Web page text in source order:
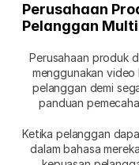
Perusahaan
Pelanggan
Perusahaan produk
menggunakan video
pelanggan demi
panduan
Ketika pelanggan
dalam bahasa